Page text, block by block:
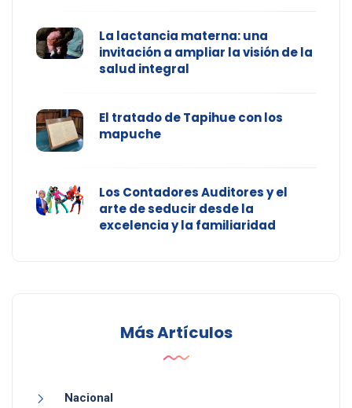
La lactancia materna: una
invitación a ampliar la visión de la
salud integral
El tratado de Tapihue con los
mapuche
Los Contadores Auditores y el
arte de seducir desde la
excelencia y la familiaridad
Más Artículos
Nacional